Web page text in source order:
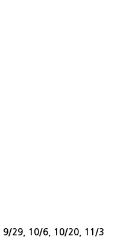
29, 10/6, 10/20, 11/3